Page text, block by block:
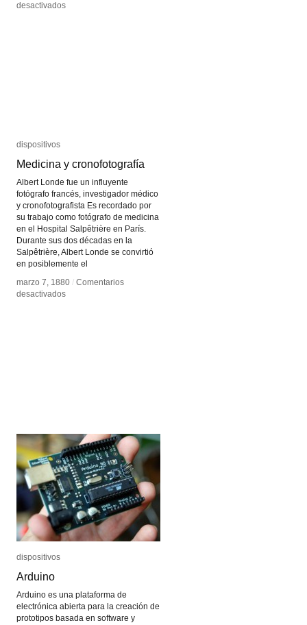
desactivadosen
desactivadosen
dispositivos
Medicina y cronofotografía
Albert Londe fue un influyente
fotógrafo francés, investigador médico
y cronofotografista Es recordado por
su trabajo como fotógrafo de medicina
en el Hospital Salpêtrière en París.
Durante sus dos décadas en la
Salpêtrière, Albert Londe se convirtió
en posiblemente el
marzo 7, 1880 / Comentarios
desactivadosen
dispositivos
Medicina y cronofotografía
marzo 7, 1880 / Comentarios
desactivadosen
dispositivos
Arduino
Arduino es una plataforma de
electrónica abierta para la creación de
prototipos basada en software y
dispositivos
Arduino